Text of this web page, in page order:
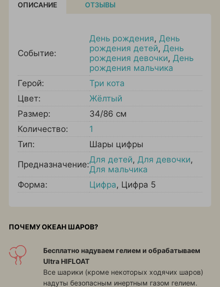
ОПИСАНИЕ ОТЗЫВЫ
Событие:
День рождения, День
рождения детей, День
рождения девочки, День
рождения мальчика
Герой:
Три кота
Цвет:
Жёлтый
Размер:
34/86 см
Количество:
1
Тип:
Шары цифры
Предназначение:Для детей, Для девочки,
Для мальчика
Форма:
Цифра, Цифра 5
ПОЧЕМУ ОКЕАН ШАРОВ?
Бесплатно надуваем гелием и обрабатываем
Ultra HIFLOAT
Все шарики (кроме некоторых ходячих шаров)
надуты безопасным инертным газом гелием.